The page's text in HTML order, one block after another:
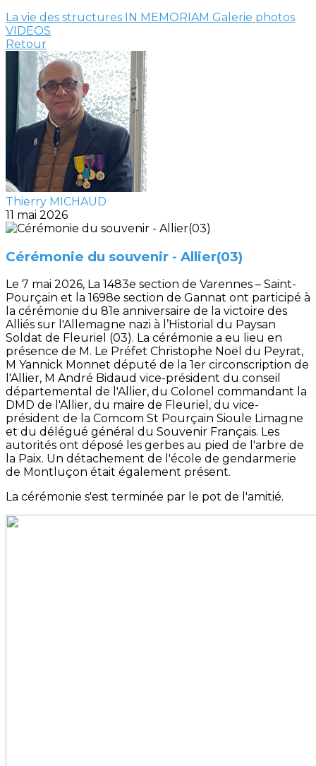
La vie des structures IN MEMORIAM Galerie photos
VIDEOS
Retour
Thierry MICHAUD
11 mai 2026
Cérémonie du souvenir - Allier(03)
Le 7 mai 2026, La 1483e section de Varennes – Saint-
Pourçain et la 1698e section de Gannat ont participé à
la cérémonie du 81e anniversaire de la victoire des
Alliés sur l'Allemagne nazi à l’Historial du Paysan
Soldat de Fleuriel (03). La cérémonie a eu lieu en
présence de M. Le Préfet Christophe Noël du Peyrat,
M Yannick Monnet député de la 1er circonscription de
l'Allier, M André Bidaud vice-président du conseil
départemental de l'Allier, du Colonel commandant la
DMD de l'Allier, du maire de Fleuriel, du vice-
président de la Comcom St Pourçain Sioule Limagne
et du délégué général du Souvenir Français. Les
autorités ont déposé les gerbes au pied de l'arbre de
la Paix. Un détachement de l'école de gendarmerie
de Montluçon était également présent.
La cérémonie s'est terminée par le pot de l'amitié.